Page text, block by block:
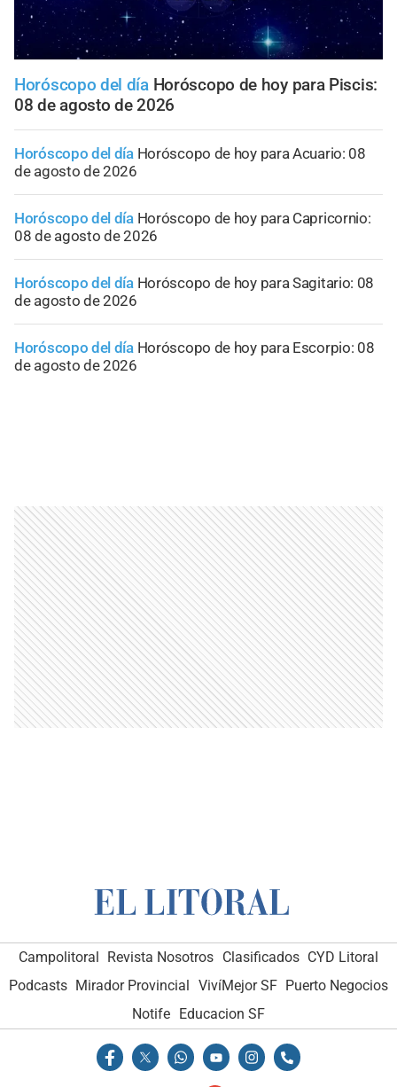
Horóscopo del día Horóscopo de hoy para Piscis:
08 de agosto de 2026
Horóscopo del día Horóscopo de hoy para Acuario: 08
de agosto de 2026
Horóscopo del día Horóscopo de hoy para Capricornio:
08 de agosto de 2026
Horóscopo del día Horóscopo de hoy para Sagitario: 08
de agosto de 2026
Horóscopo del día Horóscopo de hoy para Escorpio: 08
de agosto de 2026
Campolitoral Revista Nosotros Clasificados CYD Litoral
Podcasts Mirador Provincial VivíMejor SF Puerto Negocios
Notife
Educacion SF